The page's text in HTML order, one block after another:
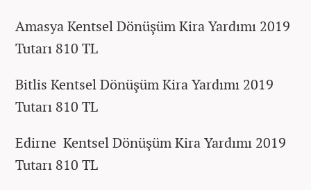
Amasya Kentsel Dönüşüm Kira Yardımı 2019
Tutarı 810 TL
Bitlis Kentsel Dönüşüm Kira Yardımı 2019
Tutarı 810 TL
Edirne Kentsel Dönüşüm Kira Yardımı 2019
Tutarı 810 TL